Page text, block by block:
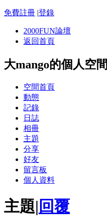
免費註冊 |登錄
2000FUN論壇
返回首頁
大mango的個人空間
空間首頁
動態
記錄
日誌
相冊
主題
分享
好友
留言板
個人資料
主題| 回覆